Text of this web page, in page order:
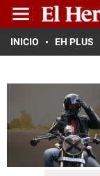
INICIO EH PLUS